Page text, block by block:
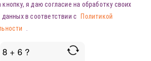
я даю согласие на обработку своих
в соответствии с
Политикой
8 + 6 ?